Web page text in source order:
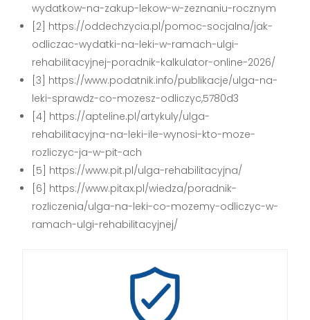
wydatkow-na-zakup-lekow-w-zeznaniu-rocznym
[2] https://oddechzycia.pl/pomoc-socjalna/jak-
odliczac-wydatki-na-leki-w-ramach-ulgi-
rehabilitacyjnej-poradnik-kalkulator-online-2026/
[3] https://www.podatnik.info/publikacje/ulga-na-
leki-sprawdz-co-mozesz-odliczyc,5780d3
[4] https://apteline.pl/artykuly/ulga-
rehabilitacyjna-na-leki-ile-wynosi-kto-moze-
rozliczyc-ja-w-pit-ach
[5] https://www.pit.pl/ulga-rehabilitacyjna/
[6] https://www.pitax.pl/wiedza/poradnik-
rozliczenia/ulga-na-leki-co-mozemy-odliczyc-w-
ramach-ulgi-rehabilitacyjnej/